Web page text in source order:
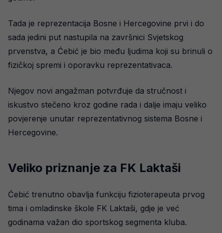
Tada je reprezentacija Bosne i Hercegovine prvi i do
sada jedini put nastupila na završnici Svjetskog
prvenstva, a Ćebić je bio među ljudima koji su brinuli o
fizičkoj spremi i oporavku reprezentativaca.
Njegov novi angažman potvrđuje da stručnost i
iskustvo stečeno kroz godine rada i dalje imaju veliko
povjerenje unutar reprezentativnog sistema Bosne i
Hercegovine.
Veliko priznanje za FK Laktaši
Ćebić trenutno obavlja funkciju fizioterapeuta prvog
tima i omladinske škole FK Laktaši, gdje je već
godinama važan dio sportskog segmenta kluba.